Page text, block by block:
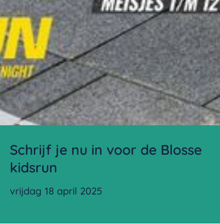
Schrijf je nu in voor de Blosse
kidsrun
vrijdag 18 april 2025